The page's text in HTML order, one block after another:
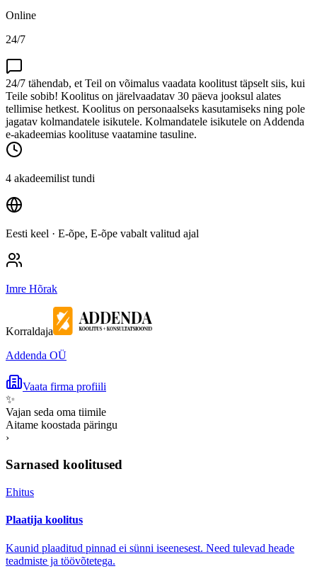
Online
24/7
24/7 tähendab, et Teil on võimalus vaadata koolitust täpselt siis, kui
Teile sobib! Koolitus on järelvaadatav 30 päeva jooksul alates
tellimise hetkest. Koolitus on personaalseks kasutamiseks ning pole
jagatav kolmandatele isikutele. Kolmandatele isikutele on Addenda
e-akadeemias koolituse vaatamine tasuline.
4 akadeemilist tundi
Eesti keel · E-õpe, E-õpe vabalt valitud ajal
Imre Hõrak
Korraldaja
Addenda OÜ
Vaata firma profiili
✨
Vajan seda oma tiimile
Aitame koostada päringu
›
Sarnased koolitused
Ehitus
Plaatija koolitus
Kaunid plaaditud pinnad ei sünni iseenesest. Need tulevad heade
teadmiste ja töövõtetega.